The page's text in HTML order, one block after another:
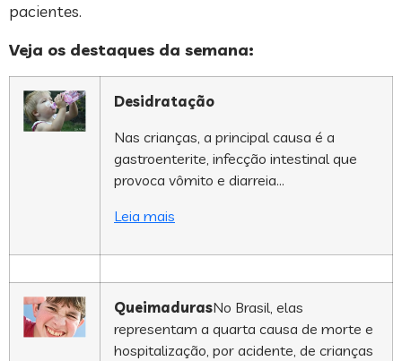
pacientes.
Veja os destaques da semana:
Desidratação
Nas crianças, a principal causa é a
gastroenterite, infecção intestinal que
provoca vômito e diarreia…
Leia mais
QueimadurasNo Brasil, elas
representam a quarta causa de morte e
hospitalização, por acidente, de crianças